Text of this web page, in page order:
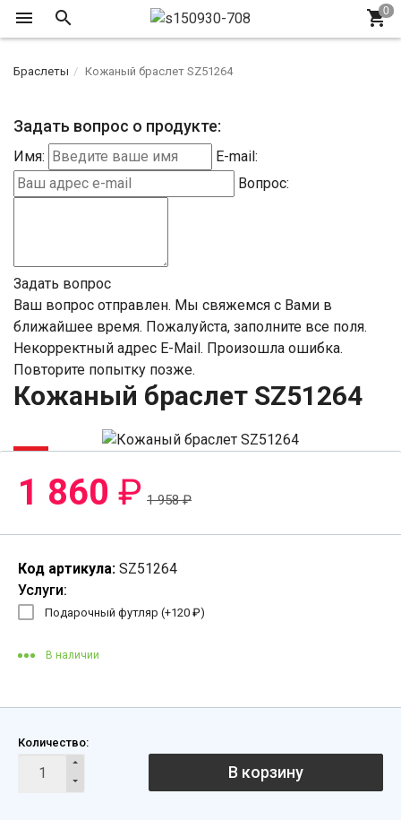
Браслеты Кожаный браслет SZ51264
Задать вопрос о продукте:
Имя:
E-mail:
Вопрос:
Задать вопрос
Ваш вопрос отправлен. Мы свяжемся с Вами в
ближайшее время. Пожалуйста, заполните все поля.
Некорректный адрес E-Mail. Произошла ошибка.
Повторите попытку позже.
Кожаный браслет SZ51264
-6%
1 860 ₽ 1 958₽
Код артикула: SZ51264
Услуги:
Подарочный футляр (+120 ₽)
В наличии
Количество:
В корзину